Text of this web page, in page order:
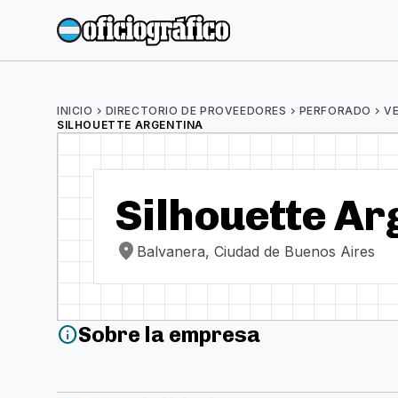
INICIO chevron_right DIRECTORIO DE PROVEEDORES chevron_right PERFORADO chevron_right
SILHOUETTE ARGENTINA
Silhouette
location_on Balvanera, Ciudad de Buenos Aires
infoSobre la empresa